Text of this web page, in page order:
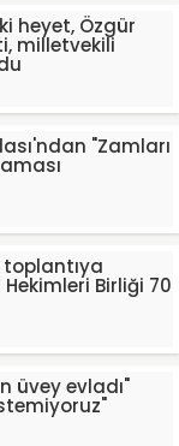
heyet, Özgür
milletvekili
"Zamları
Hekimleri Birliği 70
üvey evladı"